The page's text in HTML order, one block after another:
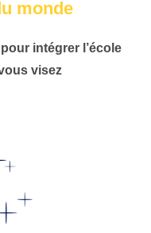
monde
intégrer l’école
visez